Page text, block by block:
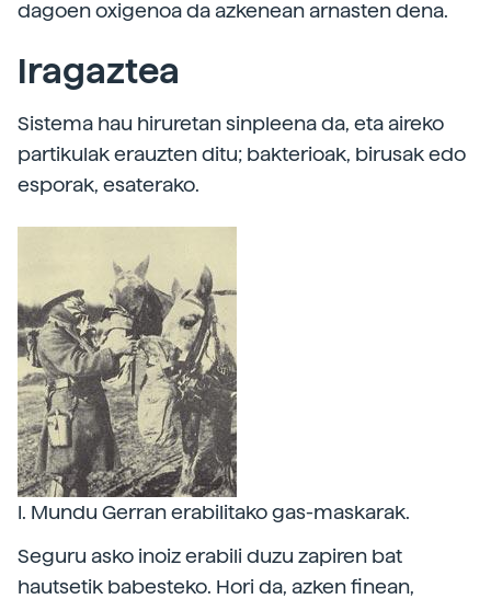
dagoen oxigenoa da azkenean arnasten dena.
Iragaztea
Sistema hau hiruretan sinpleena da, eta aireko
partikulak erauzten ditu; bakterioak, birusak edo
esporak, esaterako.
I. Mundu Gerran erabilitako gas-maskarak.
Seguru asko inoiz erabili duzu zapiren bat
hautsetik babesteko. Hori da, azken finean,